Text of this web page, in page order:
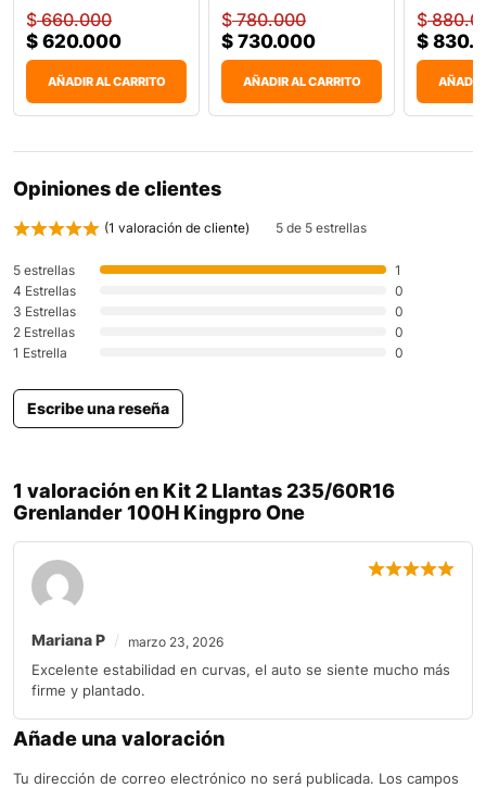
$660.000
$ 620.000
AÑADIR AL CARRITO
$780.000
$ 730.000
AÑADIR AL CARRITO
$
$
AÑADIR
Opiniones de clientes
(1 valoración de cliente) 5 de 5 estrellas
5 estrellas
1
4 Estrellas
0
3 Estrellas
0
2 Estrellas
0
1 Estrella
0
Escribe una reseña
1 valoración en Kit 2 Llantas 235/60R16
Grenlander 100H Kingpro One
Mariana P marzo 23, 2026
Excelente estabilidad en curvas, el auto se siente mucho más
firme y plantado.
Añade una valoración
Tu dirección de correo electrónico no será publicada. Los campos